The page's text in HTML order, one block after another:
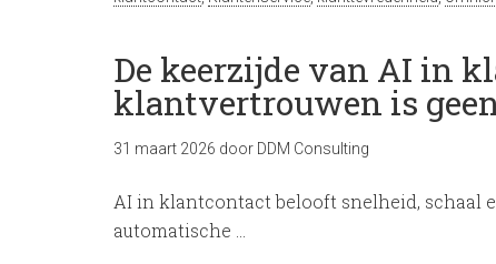
De keerzijde van AI in
klantvertrouwen is
31 maart 2026 door DDM Consulting
AI in klantcontact belooft snelheid, schaal
automatische …